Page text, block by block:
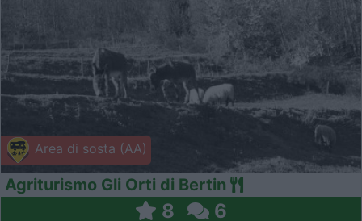
Area di sosta (AA)
Agriturismo Gli Orti di Bertin
8 6